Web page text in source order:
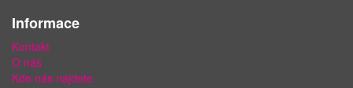
Informace
Kontakt
O nás
Kde nás najdete